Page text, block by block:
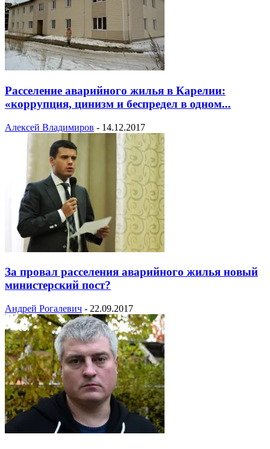
Расселение аварийного жилья в Карелии:
«коррупция, цинизм и беспредел в одном...
Алексей Владимиров - 14.12.2017
За провал расселения аварийного жилья новый
министерский пост?
Андрей Рогалевич - 22.09.2017